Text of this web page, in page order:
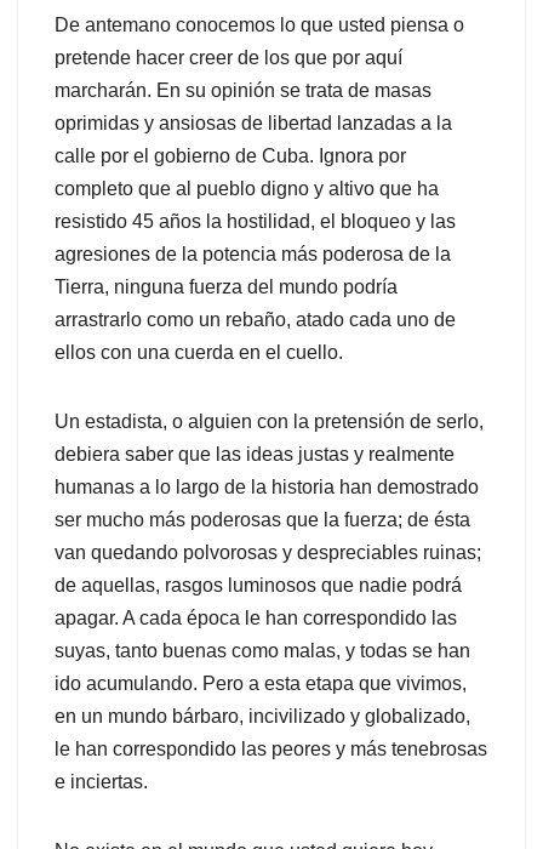
De antemano conocemos lo que usted piensa o
pretende hacer creer de los que por aquí
marcharán. En su opinión se trata de masas
oprimidas y ansiosas de libertad lanzadas a la
calle por el gobierno de Cuba. Ignora por
completo que al pueblo digno y altivo que ha
resistido 45 años la hostilidad, el bloqueo y las
agresiones de la potencia más poderosa de la
Tierra, ninguna fuerza del mundo podría
arrastrarlo como un rebaño, atado cada uno de
ellos con una cuerda en el cuello.
Un estadista, o alguien con la pretensión de serlo,
debiera saber que las ideas justas y realmente
humanas a lo largo de la historia han demostrado
ser mucho más poderosas que la fuerza; de ésta
van quedando polvorosas y despreciables ruinas;
de aquellas, rasgos luminosos que nadie podrá
apagar. A cada época le han correspondido las
suyas, tanto buenas como malas, y todas se han
ido acumulando. Pero a esta etapa que vivimos,
en un mundo bárbaro, incivilizado y globalizado,
le han correspondido las peores y más tenebrosas
e inciertas.